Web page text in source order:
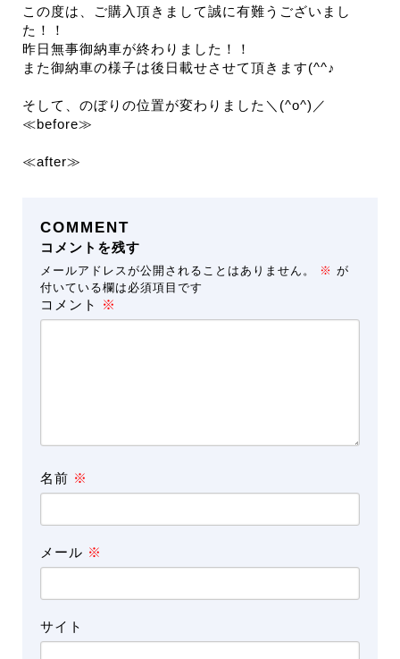
この度は、ご購入頂きまして誠に有難うございまし
た！！
昨日無事御納車が終わりました！！
また御納車の様子は後日載せさせて頂きます(^^♪
そして、のぼりの位置が変わりました＼(^o^)／
≪before≫
≪after≫
COMMENT
コメントを残す
メールアドレスが公開されることはありません。 ※ が
付いている欄は必須項目です
コメント ※
名前 ※
メール ※
サイト